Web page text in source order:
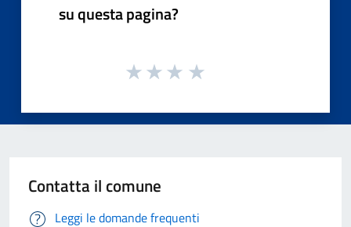
su questa pagina?
Contatta il comune
Leggi le domande frequenti